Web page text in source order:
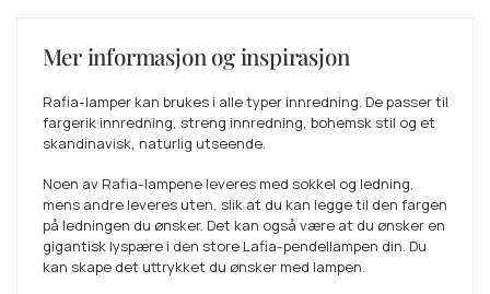
Mer informasjon og inspirasjon
Rafia-lamper kan brukes i alle typer innredning. De passer til
fargerik innredning, streng innredning, bohemsk stil og et
skandinavisk, naturlig utseende.
Noen av Rafia-lampene leveres med sokkel og ledning,
mens andre leveres uten, slik at du kan legge til den fargen
på ledningen du ønsker. Det kan også være at du ønsker en
gigantisk lyspære i den store Lafia-pendellampen din. Du
kan skape det uttrykket du ønsker med lampen.